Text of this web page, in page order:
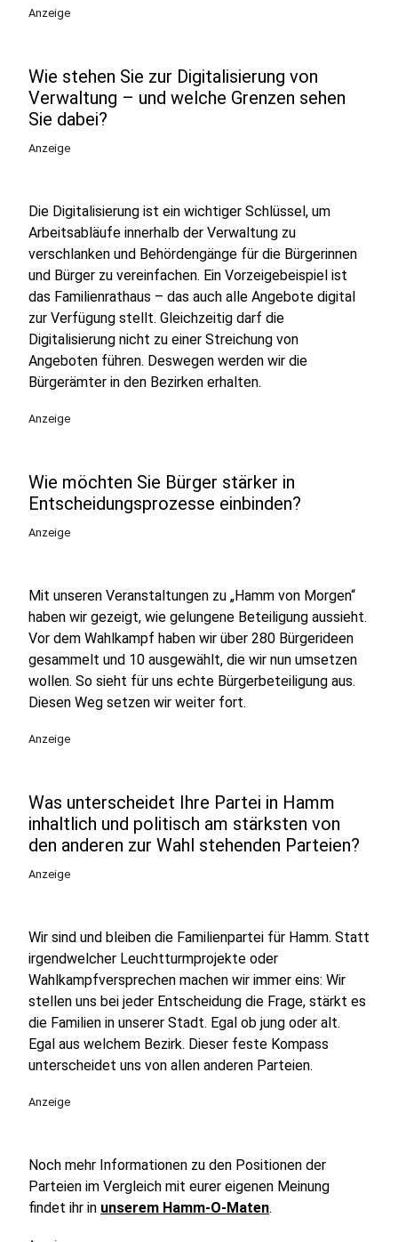
Anzeige
Wie stehen Sie zur Digitalisierung von
Verwaltung – und welche Grenzen sehen
Sie dabei?
Anzeige
Die Digitalisierung ist ein wichtiger Schlüssel, um
Arbeitsabläufe innerhalb der Verwaltung zu
verschlanken und Behördengänge für die Bürgerinnen
und Bürger zu vereinfachen. Ein Vorzeigebeispiel ist
das Familienrathaus – das auch alle Angebote digital
zur Verfügung stellt. Gleichzeitig darf die
Digitalisierung nicht zu einer Streichung von
Angeboten führen. Deswegen werden wir die
Bürgerämter in den Bezirken erhalten.
Anzeige
Wie möchten Sie Bürger stärker in
Entscheidungsprozesse einbinden?
Anzeige
Mit unseren Veranstaltungen zu „Hamm von Morgen“
haben wir gezeigt, wie gelungene Beteiligung aussieht.
Vor dem Wahlkampf haben wir über 280 Bürgerideen
gesammelt und 10 ausgewählt, die wir nun umsetzen
wollen. So sieht für uns echte Bürgerbeteiligung aus.
Diesen Weg setzen wir weiter fort.
Anzeige
Was unterscheidet Ihre Partei in Hamm
inhaltlich und politisch am stärksten von
den anderen zur Wahl stehenden Parteien?
Anzeige
Wir sind und bleiben die Familienpartei für Hamm. Statt
irgendwelcher Leuchtturmprojekte oder
Wahlkampfversprechen machen wir immer eins: Wir
stellen uns bei jeder Entscheidung die Frage, stärkt es
die Familien in unserer Stadt. Egal ob jung oder alt.
Egal aus welchem Bezirk. Dieser feste Kompass
unterscheidet uns von allen anderen Parteien.
Anzeige
Noch mehr Informationen zu den Positionen der
Parteien im Vergleich mit eurer eigenen Meinung
findet ihr in unserem Hamm-O-Maten.